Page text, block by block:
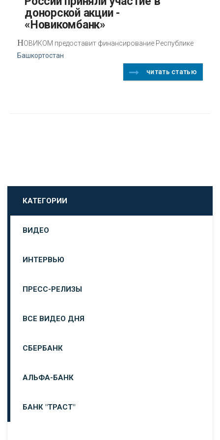
донорской акции -
«Новикомбанк»
НОВИКОМ предоставит финансирование Республике
Башкортостан
читать статью
КАТЕГОРИИ
ВИДЕО
ИНТЕРВЬЮ
ПРЕСС-РЕЛИЗЫ
ВСЕ ВИДЕО ДНЯ
СБЕРБАНК
АЛЬФА-БАНК
БАНК "ТРАСТ"